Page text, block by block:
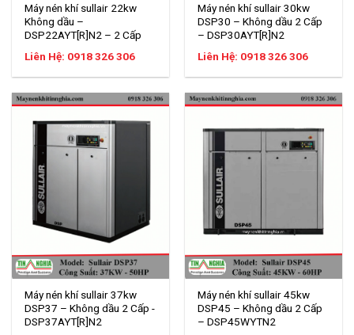
Máy nén khí sullair 22kw
Không dầu –
DSP22AYT[R]N2 – 2 Cấp
Liên Hệ: 0918 326 306
Máy nén khí sullair 30kw
DSP30 – Không dầu 2 Cấp
– DSP30AYT[R]N2
Liên Hệ: 0918 326 306
Máy nén khí sullair 37kw
DSP37 – Không dầu 2 Cấp -
DSP37AYT[R]N2
Máy nén khí sullair 45kw
DSP45 – Không dầu 2 Cấp
– DSP45WYTN2